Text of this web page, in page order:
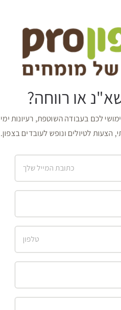
או רווחה?
לכם בעבודה השוטפת, רעיונות ימי
הצעות לטיולים ונופש לעובדים בצפון.